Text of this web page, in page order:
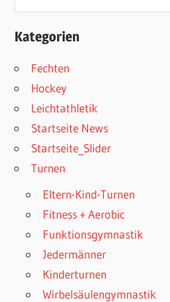
nach:
Kategorien
Fechten
Hockey
Leichtathletik
Startseite News
Startseite_Slider
Turnen
Eltern-Kind-Turnen
Fitness + Aerobic
Funktionsgymnastik
Jedermänner
Kinderturnen
Wirbelsäulengymnastik